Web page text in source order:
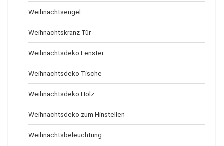
Weihnachtsengel
Weihnachtskranz Tür
Weihnachtsdeko Fenster
Weihnachtsdeko Tische
Weihnachtsdeko Holz
Weihnachtsdeko zum Hinstellen
Weihnachtsbeleuchtung